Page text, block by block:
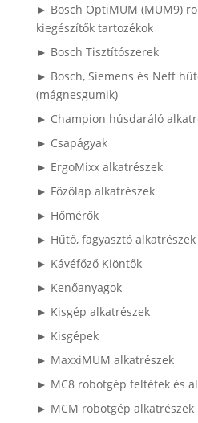
► Bosch OptiMUM (MUM9)
kiegészítők tartozékok
► Bosch Tisztítószerek
► Bosch, Siemens és Neff
(mágnesgumik)
► Champion húsdaráló
► Csapágyak
► ErgoMixx alkatrészek
► Főzőlap alkatrészek
► Hőmérők
► Hűtő, fagyasztó alkatrészek
► Kávéfőző Kiöntők
► Kenőanyagok
► Kisgép alkatrészek
► Kisgépek
► MaxxiMUM alkatrészek
► MC8 robotgép feltétek és
► MCM robotgép alkatrészek